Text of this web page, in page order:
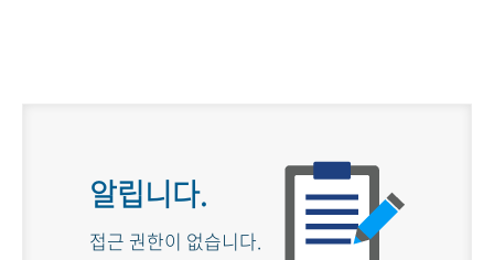
알립니다.
접근 권한이 없습니다.